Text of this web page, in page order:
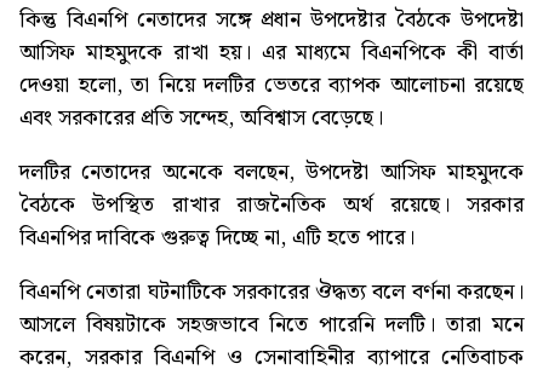
কিন্তু বিএনপি নেতাদের সঙ্গে প্রধান উপদেষ্টার বৈঠকে উপদেষ্টা
আসিফ মাহমুদকে রাখা হয়। এর মাধ্যমে বিএনপিকে কী বার্তা
দেওয়া হলো, তা নিয়ে দলটির ভেতরে ব্যাপক আলোচনা রয়েছে
এবং সরকারের প্রতি সন্দেহ, অবিশ্বাস বেড়েছে।
দলটির নেতাদের অনেকে বলছেন, উপদেষ্টা আসিফ মাহমুদকে
বৈঠকে উপস্থিত রাখার রাজনৈতিক অর্থ রয়েছে। সরকার
বিএনপির দাবিকে গুরুত্ব দিচ্ছে না, এটি হতে পারে।
বিএনপি নেতারা ঘটনাটিকে সরকারের ঔদ্ধত্য বলে বর্ণনা করছেন।
আসলে বিষয়টাকে সহজভাবে নিতে পারেনি দলটি। তারা মনে
করেন, সরকার বিএনপি ও সেনাবাহিনীর ব্যাপারে নেতিবাচক